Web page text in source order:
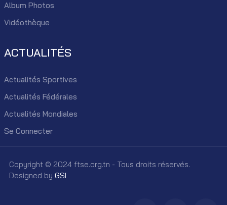
Album Photos
Vidéothèque
ACTUALITÉS
Actualités Sportives
Actualités Fédérales
Actualités Mondiales
Se Connecter
Copyright © 2024 ftse.org.tn - Tous droits réservés.
Designed by GSI